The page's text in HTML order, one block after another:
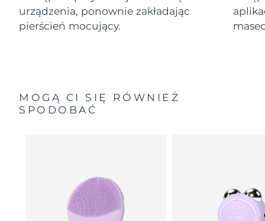
urządzenia, ponownie zakładając
pierścień mocujący.
MOGĄ CI SIĘ RÓWNIEŻ
SPODOBAĆ